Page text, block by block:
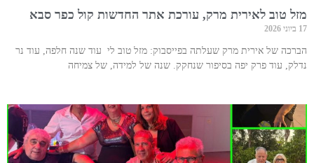
מזל טוב לאירית מרק, עורכת אתר החדשות קול כפר סבא
17 ביוני 2026
הברכה של אירית מרק שעלתה בפייסבוק: מזל טוב לי עוד שנה חלפה, עוד נר
נדלק, עוד פרק יפה בסיפור שנחקק. שנה של למידה, של צמיחה